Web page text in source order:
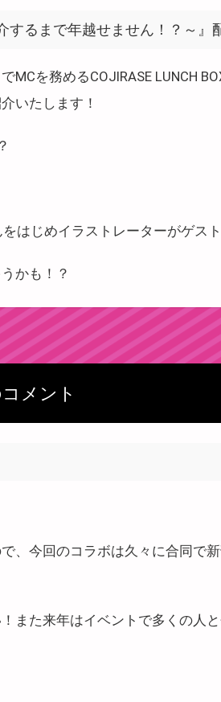
するまで年越せません！？～』
でMCを務めるCOJIRASE LUNCH
いたします！
はじめイラストレーターがゲス
かも！？
メント
、今回のコラボは久々に合同で
また来年はイベントで多くの人